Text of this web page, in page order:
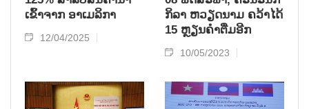
ເຂົ້າຈາກ ອາເມລິກາ
12/04/2025
ກິລາ ຫວຽດນາມ ຄວ້າໄດ້
15 ຫຼຽນຄຳຕື່ມອີກ
10/05/2023